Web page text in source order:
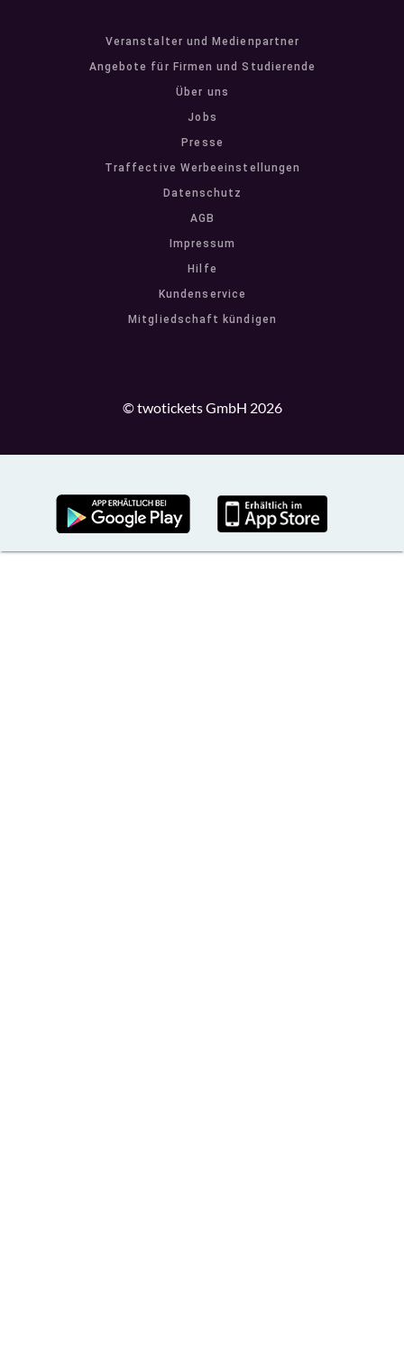
Veranstalter und Medienpartner
Angebote für Firmen und Studierende
Über uns
Jobs
Presse
Traffective Werbeeinstellungen
Datenschutz
AGB
Impressum
Hilfe
Kundenservice
Mitgliedschaft kündigen
© twotickets GmbH 2026